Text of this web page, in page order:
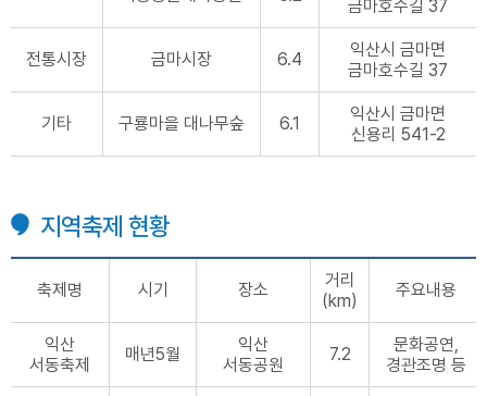
금마호수길 37
전통시장 금마시장 6.4
익산시 금마면
금마호수길 37
기타 구룡마을 대나무숲 6.1
익산시 금마면
신용리 541-2
지역축제 현황
축제명 시기 장소
거리
(km)
주요내용
익산
서동축제
매년5월
익산
서동공원
7.2
문화공연,
경관조명 등